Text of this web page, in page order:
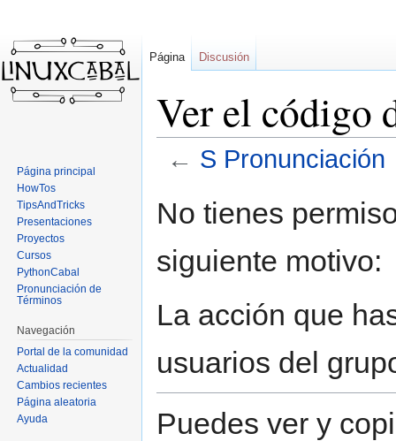
Ver el código
← S Pronunciación
navegación
búsqueda
No tienes
siguiente motivo:
La acción que
usuarios del
Puedes ver y
Página Discusión
Página principal
HowTos
TipsAndTricks
Presentaciones
Proyectos
Cursos
PythonCabal
Pronunciación de
Términos
Navegación
Portal de la comunidad
Actualidad
Cambios recientes
Página aleatoria
Ayuda